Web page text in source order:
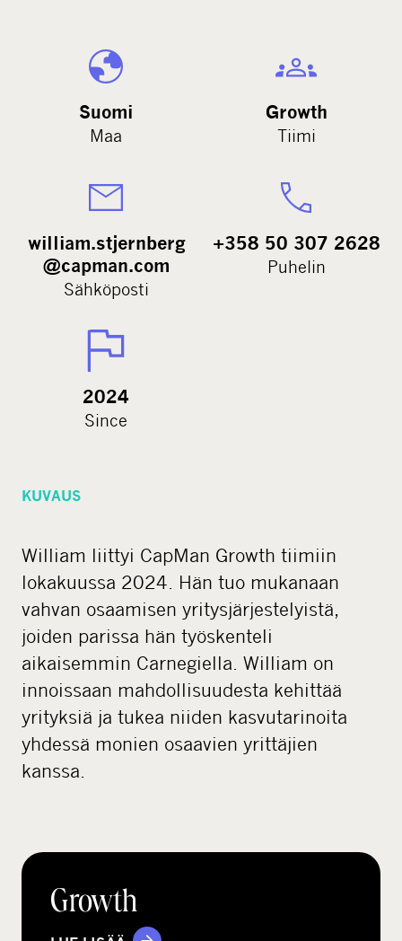
Suomi
Maa
Growth
Tiimi
william.stjernberg
@capman.com
Sähköposti
+358 50 307 2628
Puhelin
2024
Since
KUVAUS
William liittyi CapMan Growth tiimiin
lokakuussa 2024. Hän tuo mukanaan
vahvan osaamisen yritysjärjestelyistä,
joiden parissa hän työskenteli
aikaisemmin Carnegiella. William on
innoissaan mahdollisuudesta kehittää
yrityksiä ja tukea niiden kasvutarinoita
yhdessä monien osaavien yrittäjien
kanssa.
Growth